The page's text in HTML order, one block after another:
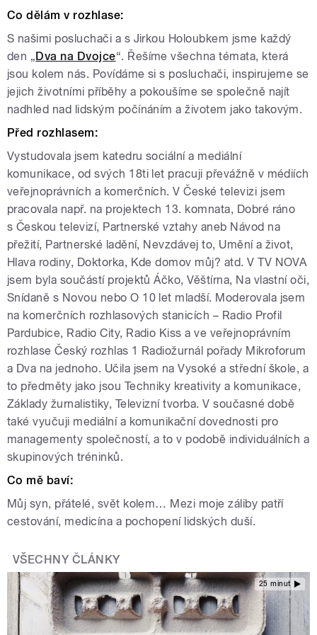
Co dělám v rozhlase:
S našimi posluchači a s Jirkou Holoubkem jsme každý
den „ Dva na Dvojce“. Řešíme všechna témata, která
jsou kolem nás. Povídáme si s posluchači, inspirujeme se
jejich životními příběhy a pokoušíme se společně najít
nadhled nad lidským počínáním a životem jako takovým.
Před rozhlasem:
Vystudovala jsem katedru sociální a mediální
komunikace, od svých 18ti let pracuji převážně v médiích
veřejnoprávních a komerčních. V České televizi jsem
pracovala např. na projektech 13. komnata, Dobré ráno
s Českou televizí, Partnerské vztahy aneb Návod na
přežití, Partnerské ladění, Nevzdávej to, Umění a život,
Hlava rodiny, Doktorka, Kde domov můj? atd. V TV NOVA
jsem byla součástí projektů Áčko, Věštírna, Na vlastní oči,
Snídaně s Novou nebo O 10 let mladší. Moderovala jsem
na komerčních rozhlasových stanicích – Radio Profil
Pardubice, Radio City, Radio Kiss a ve veřejnoprávním
rozhlase Český rozhlas 1 Radiožurnál pořady Mikroforum
a Dva na jednoho. Učila jsem na Vysoké a střední škole, a
to předměty jako jsou Techniky kreativity a komunikace,
Základy žurnalistiky, Televizní tvorba. V současné době
také vyučuji mediální a komunikační dovednosti pro
managementy společností, a to v podobě individuálních a
skupinových tréninků.
Co mě baví:
Můj syn, přátelé, svět kolem… Mezi moje záliby patří
cestování, medicína a pochopení lidských duší.
VŠECHNY ČLÁNKY
25 minut